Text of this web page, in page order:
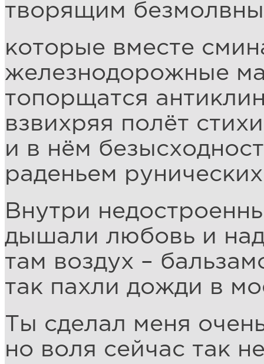
творящим
которые вместе
железнодорожные
топорщатся
взвихряя полёт
и в нём
раденьем
Внутри
дышали любовь и
там воздух –
так пахли дожди в
Ты сделал меня
но воля сейчас так